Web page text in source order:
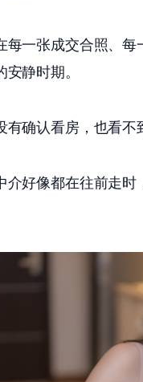
一张成交合照、
静时期。
确认看房，也看不
好像都在往前走